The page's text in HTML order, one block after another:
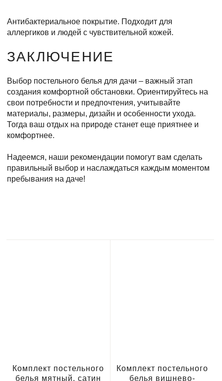
Антибактериальное покрытие. Подходит для
аллергиков и людей с чувствительной кожей.
ЗАКЛЮЧЕНИЕ
Выбор постельного белья для дачи – важный этап
создания комфортной обстановки. Ориентируйтесь на
свои потребности и предпочтения, учитывайте
материалы, размеры, дизайн и особенности ухода.
Тогда ваш отдых на природе станет еще приятнее и
комфортнее.
Надеемся, наши рекомендации помогут вам сделать
правильный выбор и наслаждаться каждым моментом
пребывания на даче!
Комплект постельного
белья мятный, сатин
Комплект постельного
белья вишнево-